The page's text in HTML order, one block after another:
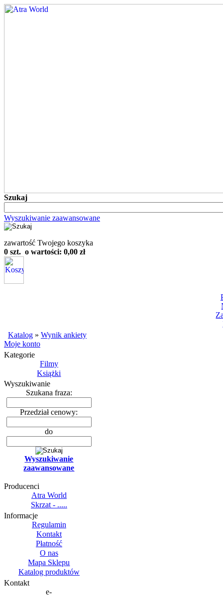
Szukaj
Wyszukiwanie zaawansowane
zawartość Twojego koszyka
0 szt. o wartości: 0,00 zł
Katalog » Wynik ankiety
Moje konto
Kategorie
Filmy
Książki
Wyszukiwanie
Szukana fraza:
Przedział cenowy:
do
Wyszukiwanie
zaawansowane
Producenci
Atra World
Skrzat - .....
Informacje
Regulamin
Kontakt
Płatność
O nas
Mapa Sklepu
Katalog produktów
Kontakt